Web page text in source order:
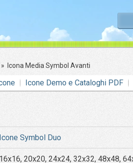
» Icona Media Symbol Avanti
Icone Demo e Cataloghi PDF
Icone Symbol Duo
16x16, 20x20, 24x24, 32x32, 48x48,